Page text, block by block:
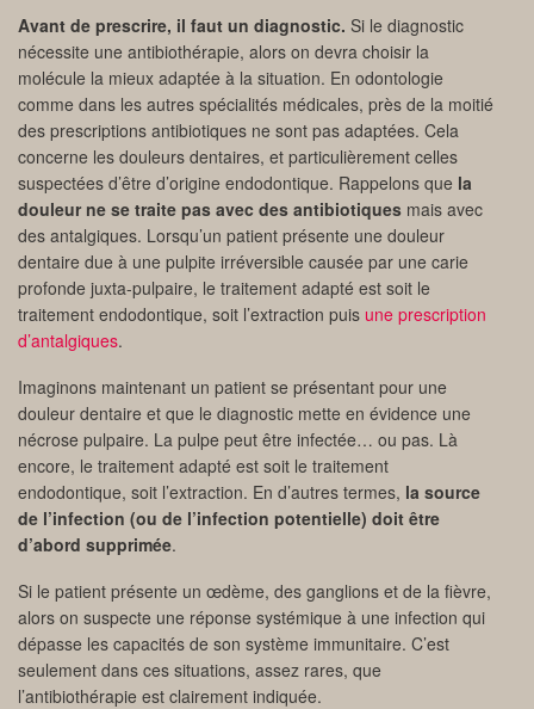
Avant de prescrire, il faut un diagnostic. Si le diagnostic
nécessite une antibiothérapie, alors on devra choisir la
molécule la mieux adaptée à la situation. En odontologie
comme dans les autres spécialités médicales, près de la moitié
des prescriptions antibiotiques ne sont pas adaptées. Cela
concerne les douleurs dentaires, et particulièrement celles
suspectées d’être d’origine endodontique. Rappelons que la
douleur ne se traite pas avec des antibiotiques mais avec
des antalgiques. Lorsqu’un patient présente une douleur
dentaire due à une pulpite irréversible causée par une carie
profonde juxta-pulpaire, le traitement adapté est soit le
traitement endodontique, soit l’extraction puis une prescription
d’antalgiques.
Imaginons maintenant un patient se présentant pour une
douleur dentaire et que le diagnostic mette en évidence une
nécrose pulpaire. La pulpe peut être infectée… ou pas. Là
encore, le traitement adapté est soit le traitement
endodontique, soit l’extraction. En d’autres termes, la source
de l’infection (ou de l’infection potentielle) doit être
d’abord supprimée.
Si le patient présente un œdème, des ganglions et de la fièvre,
alors on suspecte une réponse systémique à une infection qui
dépasse les capacités de son système immunitaire. C’est
seulement dans ces situations, assez rares, que
l’antibiothérapie est clairement indiquée.